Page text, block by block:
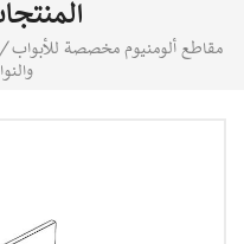
/ مقاطع ألومنيوم مخصصة للأبواب